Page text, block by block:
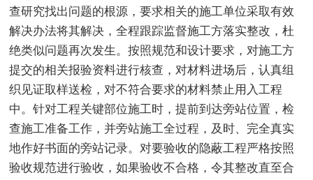
查研究找出问题的根源，要求相关的施工单位采取有效
解决办法将其解决，全程跟踪监督施工方落实整改，杜
绝类似问题再次发生。按照规范和设计要求，对施工方
提交的相关报验资料进行核查，对材料进场后，认真组
织见证取样送检，对不符合要求的材料禁止用入工程
中。针对工程关键部位施工时，提前到达旁站位置，检
查施工准备工作，并旁站施工全过程，及时、完全真实
地作好书面的旁站记录。对要验收的隐蔽工程严格按照
验收规范进行验收，如果验收不合格，令其整改直至合